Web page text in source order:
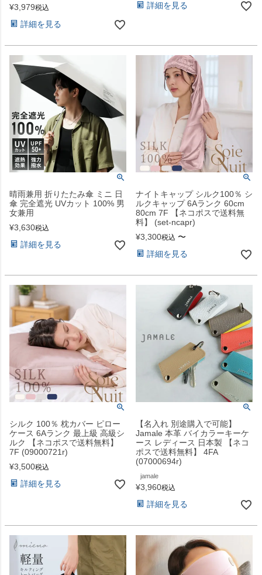
¥3,979税込
詳細を見る
詳細を見る
晴雨兼用 折りたたみ傘 ミニ 日
傘 完全遮光 UVカット 100% 男
女兼用
¥3,630税込
詳細を見る
ナイトキャップ シルク100％ シ
ルクキャップ 6Aランク 60cm
80cm 7F 【ネコポスで送料無
料】 (set-ncapr)
¥3,300税込 〜
詳細を見る
シルク 100％ 枕カバー ピロー
ケース 6Aランク 最上級 高級シ
ルク 【ネコポスで送料無料】
7F (09000721r)
¥3,500税込
詳細を見る
【名入れ 別途購入で可能】
Jamale 本革 バイカラーキーケ
ース レディース 日本製 【ネコ
ポスで送料無料】 4FA
(07000694r)
jamale
¥3,960税込
詳細を見る